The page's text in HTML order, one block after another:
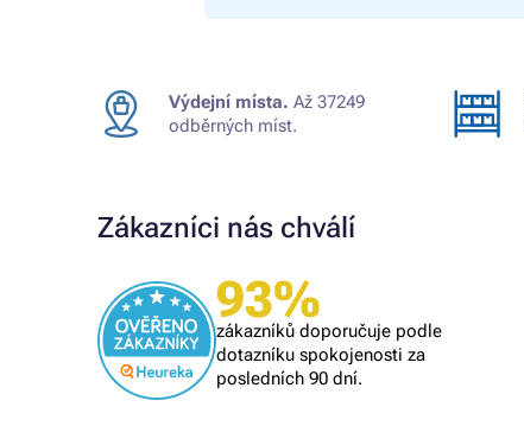
Výdejní místa. Až 37249
odběrných míst.
Zákazníci nás chválí
93%
zákazníků doporučuje podle
dotazníku spokojenosti za
posledních 90 dní.
Ověřený zákazník
Všechno proběhlo k mé spokojenosti